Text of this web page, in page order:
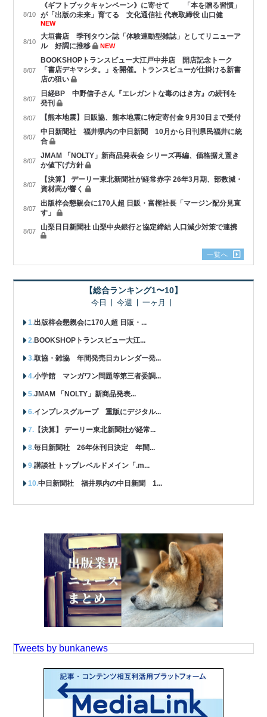
8/10
《ギフトブックキャンペーン》に寄せて 「本を贈る習慣」
が「出版の未来」育てる 文化通信社 代表取締役 山口健
NEW
8/10
大垣書店 季刊タウン誌「体験連動型雑誌」としてリニューア
ル 好調に推移
NEW
8/07
BOOKSHOPトランスビュー大江戸中井店 開店記念トーク
「書店デキマシタ。」を開催。トランスビューが仕掛ける新書
店の狙い
8/07
日経BP 中野信子さん『エレガントな毒のはき方』の続刊を
発刊
8/07 【熊本地震】日販協、熊本地震に特定寄付金 9月30日まで受付
8/07
中日新聞社 福井県内の中日新聞 10月から日刊県民福井に統
合
8/07
JMAM 「NOLTY」新商品発表会 シリーズ再編、価格据え置き
か値下げ方針
8/07
【決算】 デーリー東北新聞社が経常赤字 26年3月期、部数減・
資材高が響く
8/07
出版梓会懇親会に170人超 日販・富樫社長「マージン配分見直
す」
8/07 山梨日日新聞社 山梨中央銀行と協定締結 人口減少対策で連携
一覧へ
【総合ランキング1〜10】
今日 今週 一ヶ月
出版梓会懇親会に170人超 日販・...
BOOKSHOPトランスビュー大江...
取協・雑協 年間発売日カレンダー発...
小学館 マンガワン問題等第三者委調...
JMAM 「NOLTY」新商品発表...
インプレスグループ 重版にデジタル...
【決算】 デーリー東北新聞社が経常...
毎日新聞社 26年休刊日決定 年間...
講談社 トップレベルドメイン「.m...
中日新聞社 福井県内の中日新聞 1...
Tweets by bunkanews